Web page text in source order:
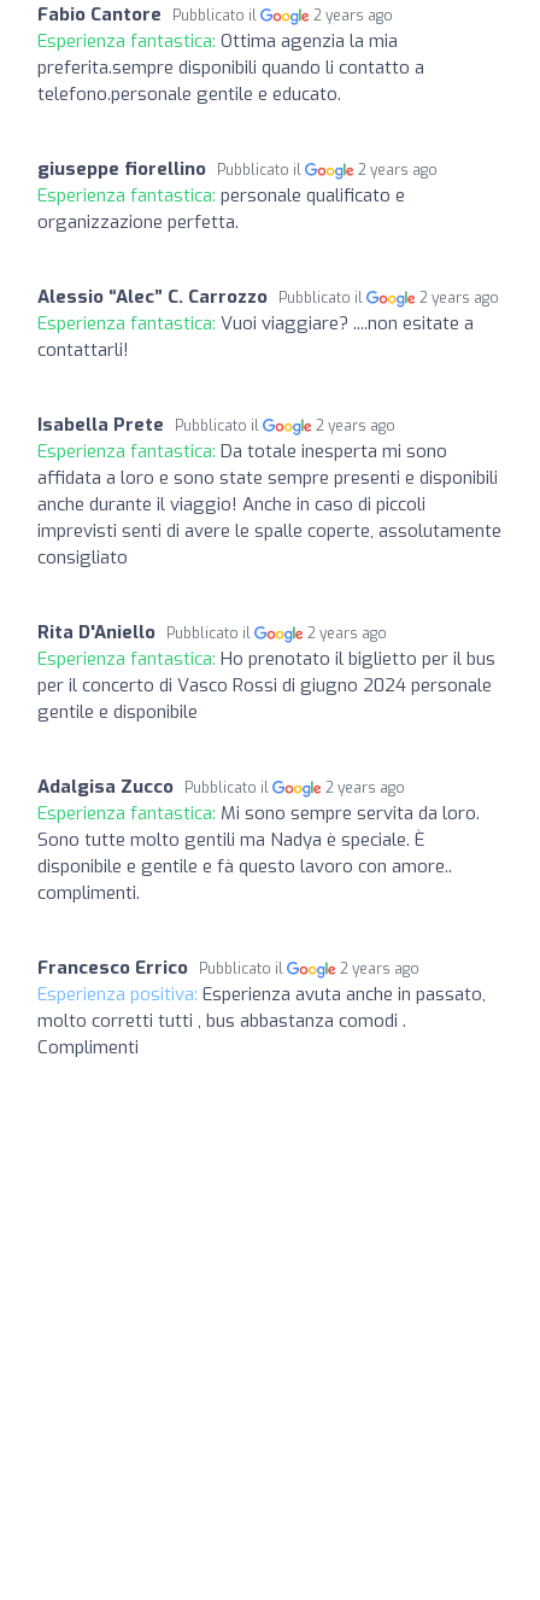
Fabio Cantore Pubblicato il 2 years ago
Esperienza fantastica: Ottima agenzia la mia
preferita.sempre disponibili quando li contatto a
telefono.personale gentile e educato.
giuseppe fiorellino Pubblicato il 2 years ago
Esperienza fantastica: personale qualificato e
organizzazione perfetta.
Alessio “Alec” C. Carrozzo Pubblicato il 2 years ago
Esperienza fantastica: Vuoi viaggiare? ....non esitate a
contattarli!
Isabella Prete Pubblicato il 2 years ago
Esperienza fantastica: Da totale inesperta mi sono
affidata a loro e sono state sempre presenti e disponibili
anche durante il viaggio! Anche in caso di piccoli
imprevisti senti di avere le spalle coperte, assolutamente
consigliato
Rita D'Aniello Pubblicato il 2 years ago
Esperienza fantastica: Ho prenotato il biglietto per il bus
per il concerto di Vasco Rossi di giugno 2024 personale
gentile e disponibile
Adalgisa Zucco Pubblicato il 2 years ago
Esperienza fantastica: Mi sono sempre servita da loro.
Sono tutte molto gentili ma Nadya è speciale. È
disponibile e gentile e fà questo lavoro con amore..
complimenti.
Francesco Errico Pubblicato il 2 years ago
Esperienza positiva: Esperienza avuta anche in passato,
molto corretti tutti , bus abbastanza comodi .
Complimenti